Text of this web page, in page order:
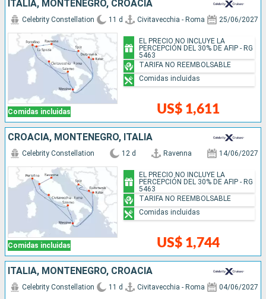
ITALIA, MONTENEGRO, CROACIA
Comidas incluidas
Celebrity Constellation 11 d Civitavecchia - Roma 25/06/2027
US$ 1,611
EL PRECIO NO INCLUYE LA
PERCEPCIÓN DEL 30% DE AFIP - RG
5463
TARIFA NO REEMBOLSABLE
Comidas incluidas
CROACIA, MONTENEGRO, ITALIA
Comidas incluidas
Celebrity Constellation 12 d Ravenna 14/06/2027
US$ 1,744
EL PRECIO NO INCLUYE LA
PERCEPCIÓN DEL 30% DE AFIP - RG
5463
TARIFA NO REEMBOLSABLE
Comidas incluidas
ITALIA, MONTENEGRO, CROACIA
Celebrity Constellation 11 d Civitavecchia - Roma 04/06/2027